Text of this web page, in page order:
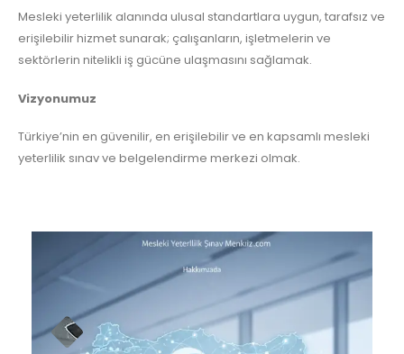
Mesleki yeterlilik alanında ulusal standartlara uygun, tarafsız ve
erişilebilir hizmet sunarak; çalışanların, işletmelerin ve
sektörlerin nitelikli iş gücüne ulaşmasını sağlamak.
Vizyonumuz
Türkiye’nin en güvenilir, en erişilebilir ve en kapsamlı mesleki
yeterlilik sınav ve belgelendirme merkezi olmak.